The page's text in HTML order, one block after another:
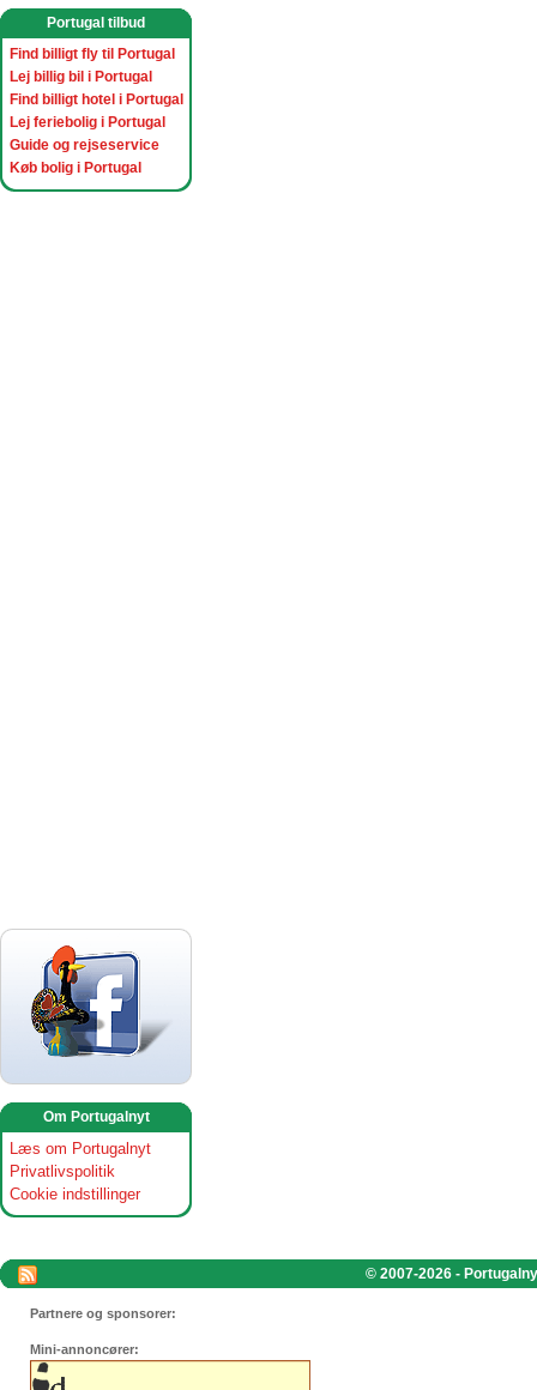
Portugal tilbud
Find billigt fly til Portugal
Lej billig bil i Portugal
Find billigt hotel i Portugal
Lej feriebolig i Portugal
Guide og rejseservice
Køb bolig i Portugal
Om Portugalnyt
Læs om Portugalnyt
Privatlivspolitik
Cookie indstillinger
© 2007-2026 -
Partnere og sponsorer:
Mini-annoncører: